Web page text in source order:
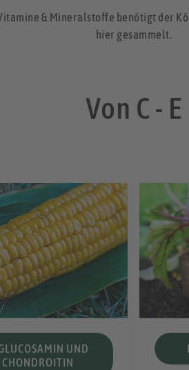
& Mineralstoffe benötigt der
hier gesammelt.
Von C - E
UND
CHONDROITIN